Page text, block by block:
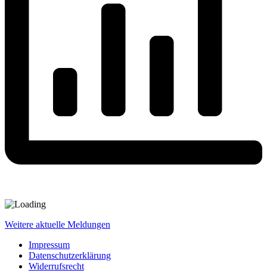
Weitere aktuelle Meldungen
Impressum
Datenschutzerklärung
Widerrufsrecht